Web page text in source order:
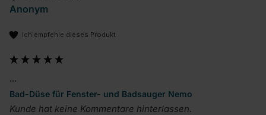
Anonym
Ich empfehle dieses Produkt
...
Bad-Düse für Fenster- und Badsauger Nemo
Kunde hat keine Kommentare hinterlassen.